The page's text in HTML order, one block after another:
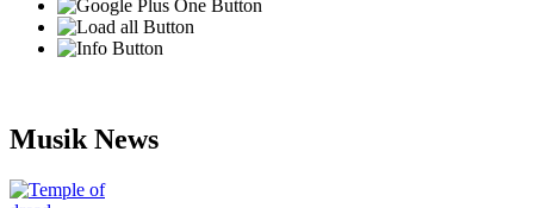
Musik News